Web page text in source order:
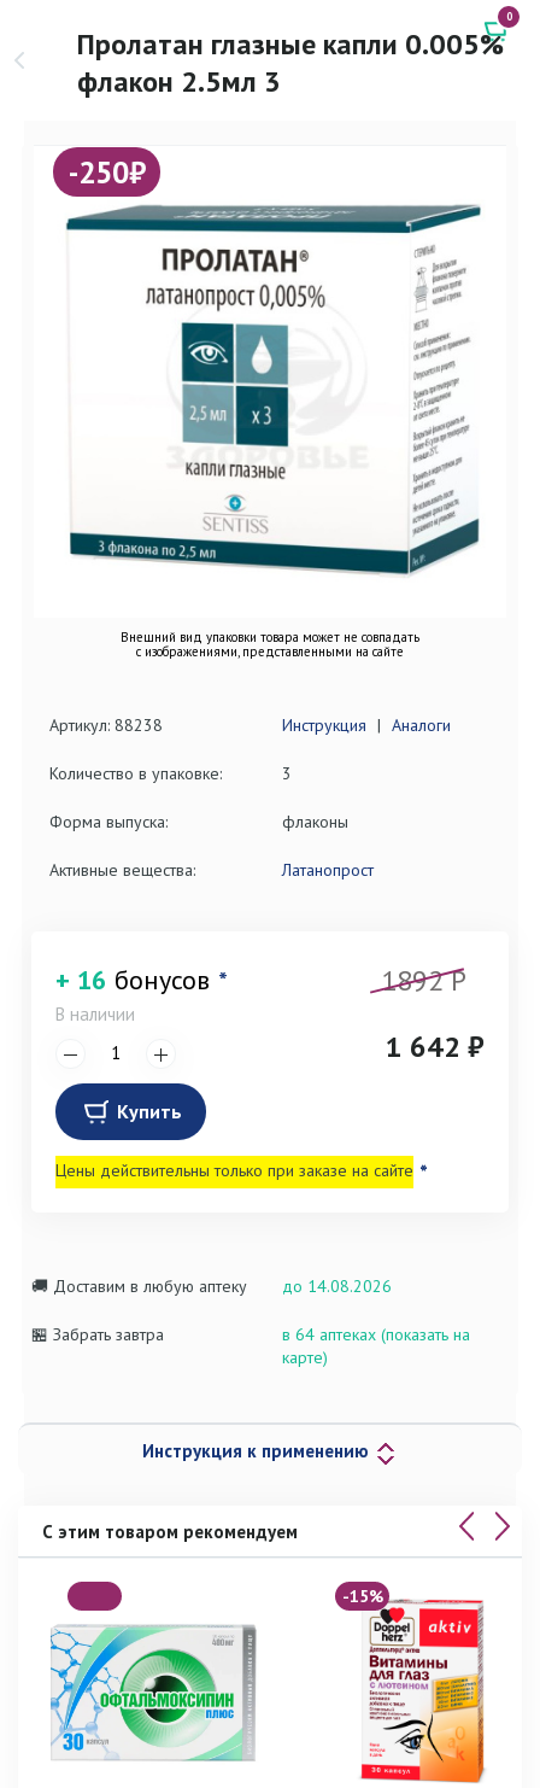
Пролатан глазные капли 0.005%
флакон 2.5мл 3
0
-250₽
Внешний вид упаковки товара может не совпадать
с изображениями, представленными на сайте
Артикул: 88238 Инструкция | Аналоги
Количество в упаковке: 3
Форма выпуска: флаконы
Активные вещества: Латанопрост
+ 16 бонусов * 1892 P
В наличии
1 642 ₽
Купить
Цены действительны только при заказе на сайте *
🚚 Доставим в любую аптеку до 14.08.2026
🏪 Забрать завтра
в 64 аптеках (показать на
карте)
Инструкция к применению
С этим товаром рекомендуем
-15%